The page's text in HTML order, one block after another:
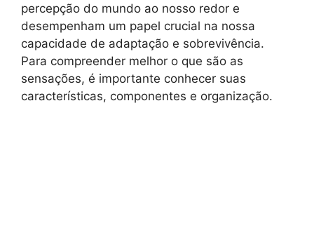
percepção do mundo ao nosso redor e
desempenham um papel crucial na nossa
capacidade de adaptação e sobrevivência.
Para compreender melhor o que são as
sensações, é importante conhecer suas
características, componentes e organização.